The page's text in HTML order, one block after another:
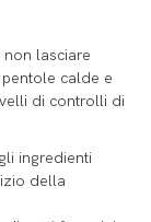
lasciare
calde e
di controlli di
ingredienti
della